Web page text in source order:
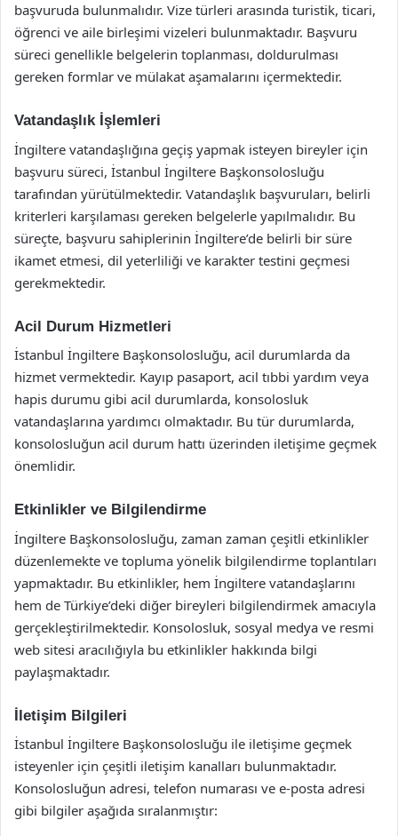
başvuruda bulunmalıdır. Vize türleri arasında turistik, ticari,
öğrenci ve aile birleşimi vizeleri bulunmaktadır. Başvuru
süreci genellikle belgelerin toplanması, doldurulması
gereken formlar ve mülakat aşamalarını içermektedir.
Vatandaşlık İşlemleri
İngiltere vatandaşlığına geçiş yapmak isteyen bireyler için
başvuru süreci, İstanbul İngiltere Başkonsolosluğu
tarafından yürütülmektedir. Vatandaşlık başvuruları, belirli
kriterleri karşılaması gereken belgelerle yapılmalıdır. Bu
süreçte, başvuru sahiplerinin İngiltere’de belirli bir süre
ikamet etmesi, dil yeterliliği ve karakter testini geçmesi
gerekmektedir.
Acil Durum Hizmetleri
İstanbul İngiltere Başkonsolosluğu, acil durumlarda da
hizmet vermektedir. Kayıp pasaport, acil tıbbi yardım veya
hapis durumu gibi acil durumlarda, konsolosluk
vatandaşlarına yardımcı olmaktadır. Bu tür durumlarda,
konsolosluğun acil durum hattı üzerinden iletişime geçmek
önemlidir.
Etkinlikler ve Bilgilendirme
İngiltere Başkonsolosluğu, zaman zaman çeşitli etkinlikler
düzenlemekte ve topluma yönelik bilgilendirme toplantıları
yapmaktadır. Bu etkinlikler, hem İngiltere vatandaşlarını
hem de Türkiye’deki diğer bireyleri bilgilendirmek amacıyla
gerçekleştirilmektedir. Konsolosluk, sosyal medya ve resmi
web sitesi aracılığıyla bu etkinlikler hakkında bilgi
paylaşmaktadır.
İletişim Bilgileri
İstanbul İngiltere Başkonsolosluğu ile iletişime geçmek
isteyenler için çeşitli iletişim kanalları bulunmaktadır.
Konsolosluğun adresi, telefon numarası ve e-posta adresi
gibi bilgiler aşağıda sıralanmıştır: